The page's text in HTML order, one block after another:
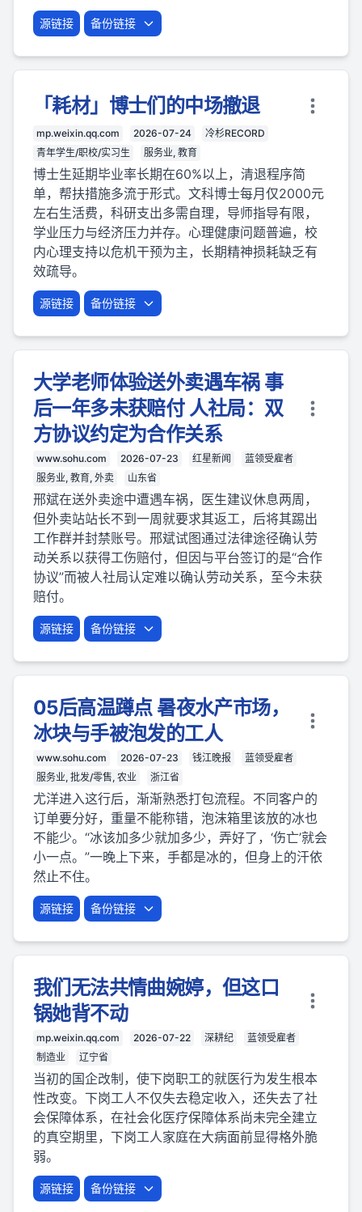
源链接 备份链接
「耗材」博士们的中场撤退
mp.weixin.qq.com 2026-07-24
冷杉RECORD
青年学生/职校/实习生
服务业, 教育
博士生延期毕业率长期在60%以上，清退程序简
单，帮扶措施多流于形式。文科博士每月仅2000元
左右生活费，科研支出多需自理，导师指导有限，
学业压力与经济压力并存。心理健康问题普遍，校
内心理支持以危机干预为主，长期精神损耗缺乏有
效疏导。
源链接 备份链接
大学老师体验送外卖遇车祸 事
后一年多未获赔付 人社局：双
方协议约定为合作关系
www.sohu.com 2026-07-23 红星新闻
蓝领受雇者
服务业, 教育, 外卖
山东省
邢斌在送外卖途中遭遇车祸，医生建议休息两周，
但外卖站站长不到一周就要求其返工，后将其踢出
工作群并封禁账号。邢斌试图通过法律途径确认劳
动关系以获得工伤赔付，但因与平台签订的是“合作
协议”而被人社局认定难以确认劳动关系，至今未获
赔付。
源链接 备份链接
05后高温蹲点 暑夜水产市场，
冰块与手被泡发的工人
www.sohu.com 2026-07-23 钱江晚报
蓝领受雇者
服务业, 批发/零售, 农业
浙江省
尤洋进入这行后，渐渐熟悉打包流程。不同客户的
订单要分好，重量不能称错，泡沫箱里该放的冰也
不能少。“冰该加多少就加多少，弄好了，‘伤亡’就会
小一点。”一晚上下来，手都是冰的，但身上的汗依
然止不住。
源链接 备份链接
我们无法共情曲婉婷，但这口
锅她背不动
mp.weixin.qq.com 2026-07-22 深耕纪
蓝领受雇者
制造业
辽宁省
当初的国企改制，使下岗职工的就医行为发生根本
性改变。下岗工人不仅失去稳定收入，还失去了社
会保障体系，在社会化医疗保障体系尚未完全建立
的真空期里，下岗工人家庭在大病面前显得格外脆
弱。
源链接 备份链接